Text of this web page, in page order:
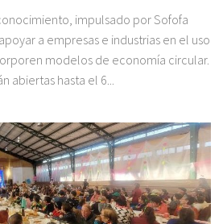
impulsado por Sofofa
a empresas e industrias en el uso
modelos de economía circular.
abiertas hasta el 6...